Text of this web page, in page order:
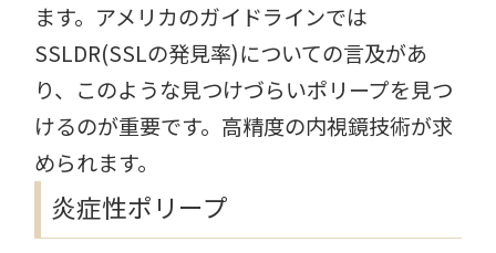
ます。アメリカのガイドラインでは
SSLDR(SSLの発見率)についての言及があ
り、このような見つけづらいポリープを見つ
けるのが重要です。高精度の内視鏡技術が求
められます。
炎症性ポリープ